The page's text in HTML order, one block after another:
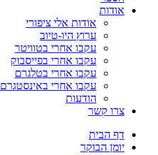
אודות
אודות אלי ציפורי
ערוץ היו-טיוב
עקבו אחרי בטוויטר
עקבו אחרי בפייסבוק
עקבו אחרי בטלגרם
עקבו אחרי באינסטגרם
הודעות
צרו קשר
דף הבית
יומן הבוקר